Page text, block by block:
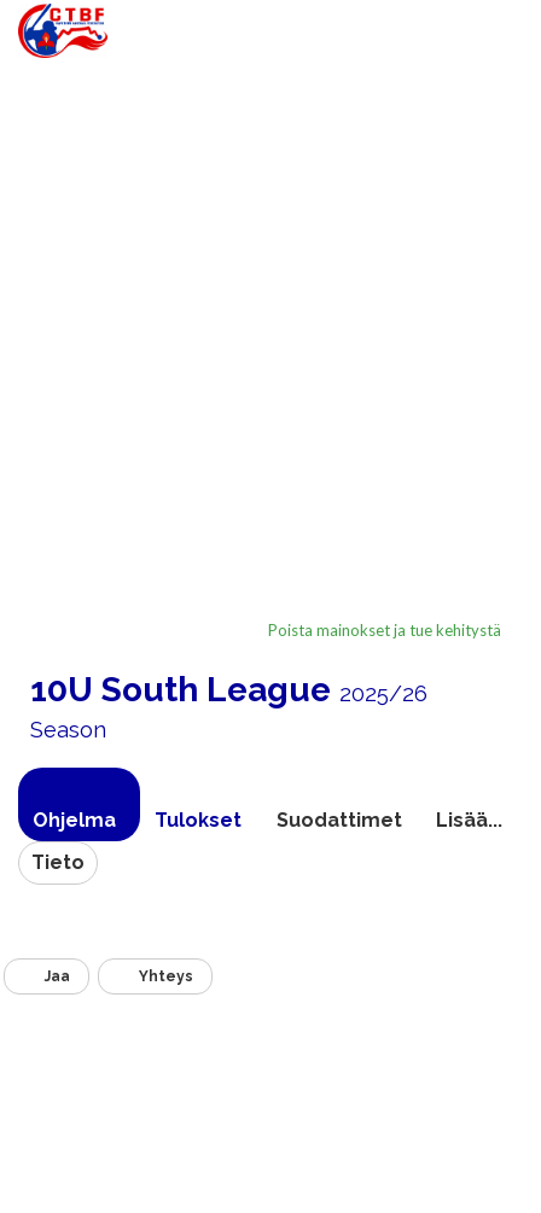
Poista mainokset ja tue kehitystä
10U South League 2025/26
Season
Ohjelma Tulokset Suodattimet
Lisää...
Tieto
Jaa Yhteys